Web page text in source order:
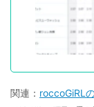
関連： roccoGiRL